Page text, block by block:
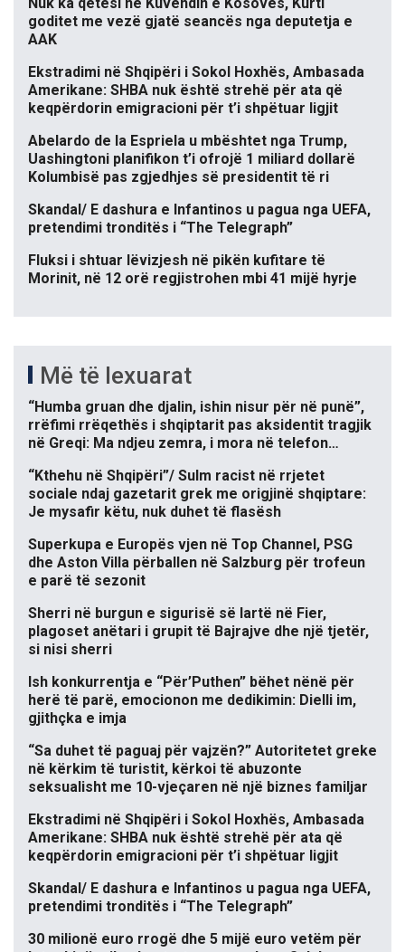
goditet me vezë gjatë seancës nga deputetja e
AAK
Ekstradimi në Shqipëri i Sokol Hoxhës, Ambasada
Amerikane: SHBA nuk është strehë për ata që
keqpërdorin emigracioni për t’i shpëtuar ligjit
Abelardo de la Espriela u mbështet nga Trump,
Uashingtoni planifikon t’i ofrojë 1 miliard dollarë
Kolumbisë pas zgjedhjes së presidentit të ri
Skandal/ E dashura e Infantinos u pagua nga UEFA,
pretendimi tronditës i “The Telegraph”
Fluksi i shtuar lëvizjesh në pikën kufitare të
Morinit, në 12 orë regjistrohen mbi 41 mijë hyrje
Më të lexuarat
“Humba gruan dhe djalin, ishin nisur për në punë”,
rrëfimi rrëqethës i shqiptarit pas aksidentit tragjik
në Greqi: Ma ndjeu zemra, i mora në telefon…
“Kthehu në Shqipëri”/ Sulm racist në rrjetet
sociale ndaj gazetarit grek me origjinë shqiptare:
Je mysafir këtu, nuk duhet të flasësh
Superkupa e Europës vjen në Top Channel, PSG
dhe Aston Villa përballen në Salzburg për trofeun
e parë të sezonit
Sherri në burgun e sigurisë së lartë në Fier,
plagoset anëtari i grupit të Bajrajve dhe një tjetër,
si nisi sherri
Ish konkurrentja e “Për’Puthen” bëhet nënë për
herë të parë, emocionon me dedikimin: Dielli im,
gjithçka e imja
“Sa duhet të paguaj për vajzën?” Autoritetet greke
në kërkim të turistit, kërkoi të abuzonte
seksualisht me 10-vjeçaren në një biznes familjar
Ekstradimi në Shqipëri i Sokol Hoxhës, Ambasada
Amerikane: SHBA nuk është strehë për ata që
keqpërdorin emigracioni për t’i shpëtuar ligjit
Skandal/ E dashura e Infantinos u pagua nga UEFA,
pretendimi tronditës i “The Telegraph”
30 milionë euro rrogë dhe 5 mijë euro vetëm për